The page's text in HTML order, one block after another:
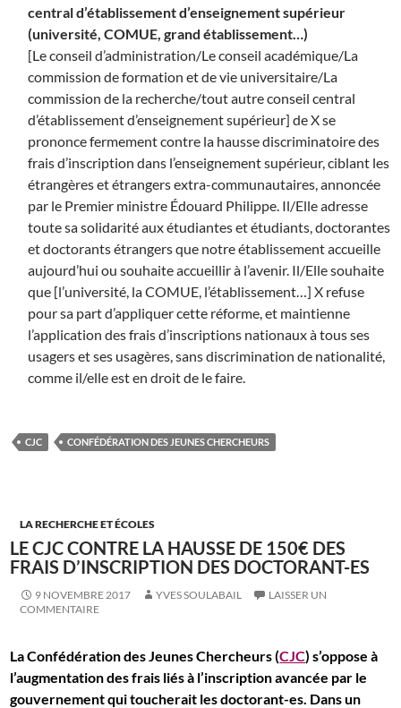
central d’établissement d’enseignement supérieur
(université, COMUE, grand établissement…)
[Le conseil d’administration/Le conseil académique/La
commission de formation et de vie universitaire/La
commission de la recherche/tout autre conseil central
d’établissement d’enseignement supérieur] de X se
prononce fermement contre la hausse discriminatoire des
frais d’inscription dans l’enseignement supérieur, ciblant les
étrangères et étrangers extra-communautaires, annoncée
par le Premier ministre Édouard Philippe. Il/Elle adresse
toute sa solidarité aux étudiantes et étudiants, doctorantes
et doctorants étrangers que notre établissement accueille
aujourd’hui ou souhaite accueillir à l’avenir. Il/Elle souhaite
que [l’université, la COMUE, l’établissement…] X refuse
pour sa part d’appliquer cette réforme, et maintienne
l’application des frais d’inscriptions nationaux à tous ses
usagers et ses usagères, sans discrimination de nationalité,
comme il/elle est en droit de le faire.
CJC CONFÉDÉRATION DES JEUNES CHERCHEURS
LA RECHERCHE ET ÉCOLES
LE CJC CONTRE LA HAUSSE DE 150€ DES
FRAIS D’INSCRIPTION DES DOCTORANT-ES
9 NOVEMBRE 2017 YVES SOULABAIL
LAISSER UN
COMMENTAIRE
La Confédération des Jeunes Chercheurs (CJC) s’oppose à
l’augmentation des frais liés à l’inscription avancée par le
gouvernement qui toucherait les doctorant-es. Dans un